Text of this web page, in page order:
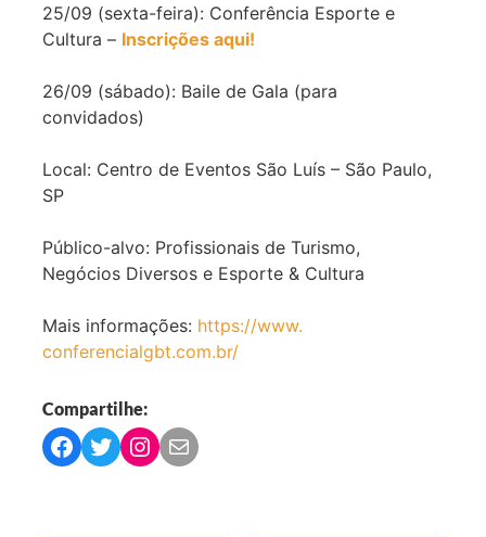
25/09 (sexta-feira): Conferência Esporte e
Cultura – Inscrições aqui!
26/09 (sábado): Baile de Gala (para
convidados)
Local: Centro de Eventos São Luís – São Paulo,
SP
Público-alvo: Profissionais de Turismo,
Negócios Diversos e Esporte & Cultura
Mais informações: https://www.
conferencialgbt.com.br/
Compartilhe:
C
C
C
C